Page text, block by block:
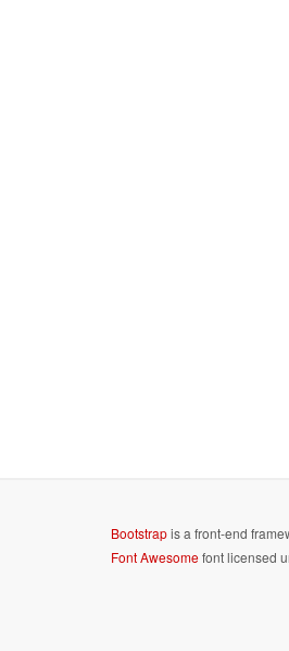
Bootstrapis a front-end
Font Awesomefont licensed